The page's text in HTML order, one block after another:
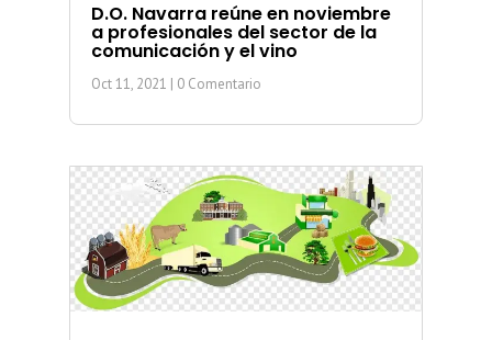
D.O. Navarra reúne en noviembre
a profesionales del sector de la
comunicación y el vino
Oct 11, 2021 | 0 Comentario